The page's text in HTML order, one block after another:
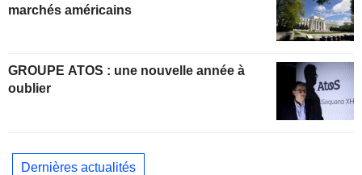
marchés américains
GROUPE ATOS : une nouvelle année à
oublier
Dernières actualités